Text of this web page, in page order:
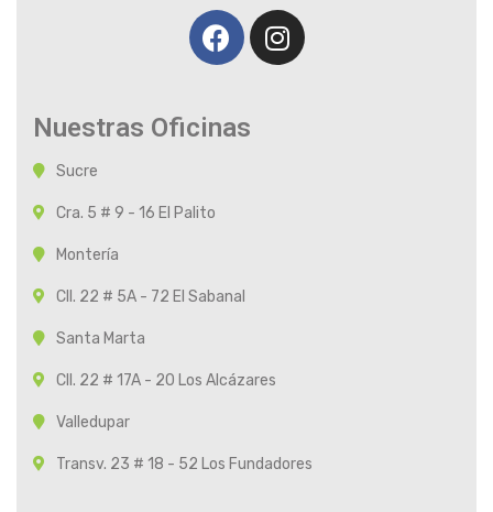
Nuestras Oficinas
Sucre
Cra. 5 # 9 - 16 El Palito
Montería
Cll. 22 # 5A - 72 El Sabanal
Santa Marta
Cll. 22 # 17A - 20 Los Alcázares
Valledupar
Transv. 23 # 18 - 52 Los Fundadores